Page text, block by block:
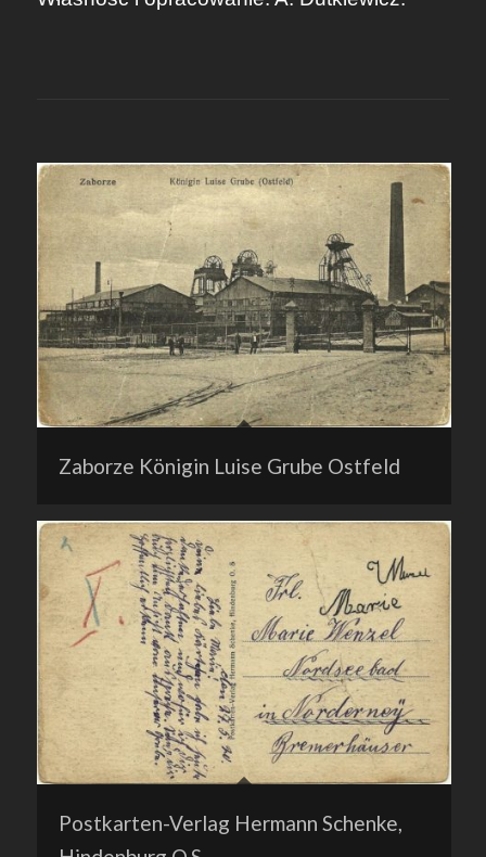
Zaborze Königin Luise Grube Ostfeld
Postkarten-Verlag Hermann Schenke,